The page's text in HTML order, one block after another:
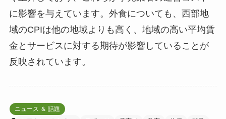
に影響を与えています。外食についても、西部地
域のCPIは他の地域よりも高く、地域の高い平均賃
金とサービスに対する期待が影響していることが
反映されています。
ニュース ＆ 話題